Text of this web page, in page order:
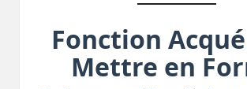
Fonction
Mettre en